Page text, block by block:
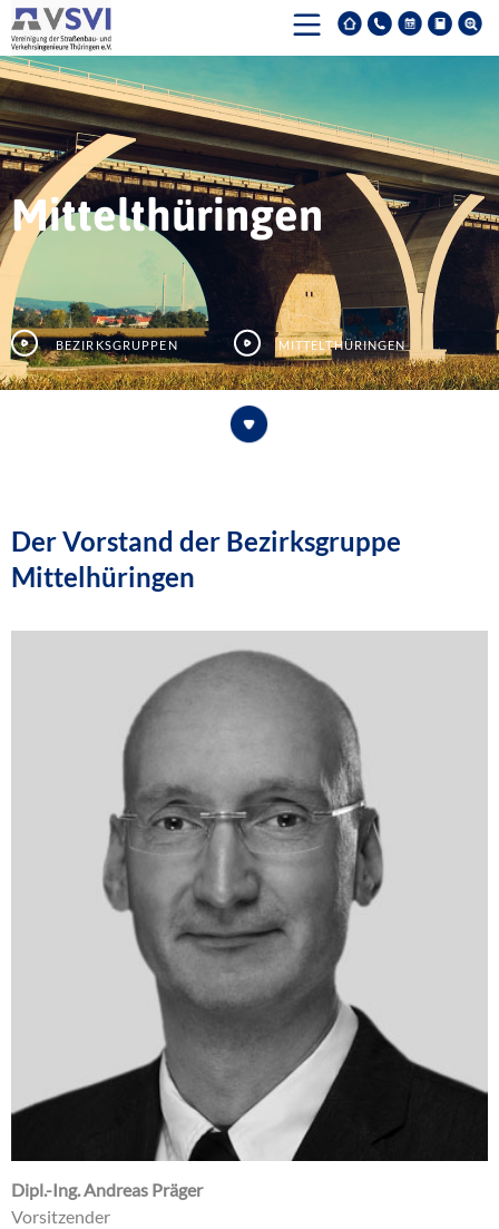
Mittelthüringen
Bezirksgruppen Mittelthüringen
Der Vorstand der Bezirksgruppe
Mittelhüringen
Dipl.-Ing. Andreas Präger
Vorsitzender